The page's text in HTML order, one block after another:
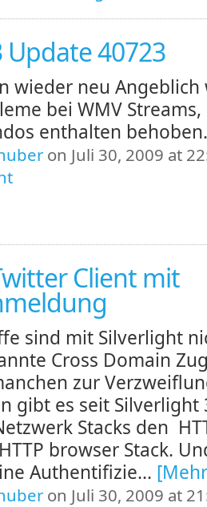
40723
wieder neu
bei WMV
enthalten behoben.
on Juli 30, 2009 at
Client mit
sind mit Silverlight
Cross Domain
zur
gibt es seit Silverlight
Stacks den
browser Stack.
Authentifizie...
on Juli 30, 2009 at